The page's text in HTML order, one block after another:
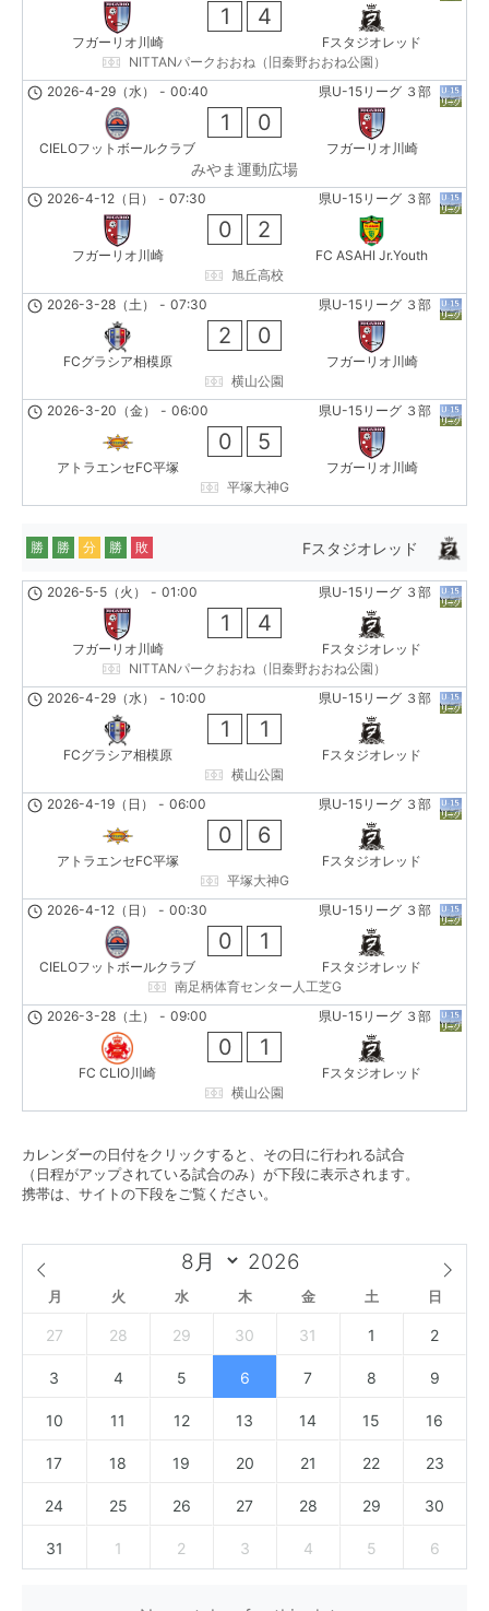
フガーリオ川崎
1 4
Fスタジオレッド
NITTANパークおおね（旧秦野おおね公園）
県U-15リーグ ３部
2026-4-29（水） - 00:40
CIELOフットボールクラブ
1 0
フガーリオ川崎
みやま運動広場
県U-15リーグ ３部
2026-4-12（日） - 07:30
フガーリオ川崎
0 2
FC ASAHI Jr.Youth
旭丘高校
県U-15リーグ ３部
2026-3-28（土） - 07:30
FCグラシア相模原
2 0
フガーリオ川崎
横山公園
県U-15リーグ ３部
2026-3-20（金） - 06:00
アトラエンセFC平塚
0 5
フガーリオ川崎
平塚大神G
Fスタジオレッド
勝 勝 分 勝 敗
県U-15リーグ ３部
2026-5-5（火） - 01:00
フガーリオ川崎
1 4
Fスタジオレッド
NITTANパークおおね（旧秦野おおね公園）
県U-15リーグ ３部
2026-4-29（水） - 10:00
FCグラシア相模原
1 1
Fスタジオレッド
横山公園
県U-15リーグ ３部
2026-4-19（日） - 06:00
アトラエンセFC平塚
0 6
Fスタジオレッド
平塚大神G
県U-15リーグ ３部
2026-4-12（日） - 00:30
CIELOフットボールクラブ
0 1
Fスタジオレッド
南足柄体育センター人工芝G
県U-15リーグ ３部
2026-3-28（土） - 09:00
FC CLIO川崎
0 1
Fスタジオレッド
横山公園
カレンダーの日付をクリックすると、その日に行われる試合
（日程がアップされている試合のみ）が下段に表示されます。
携帯は、サイトの下段をご覧ください。
月 火 水 木 金 土 日
27 28 29 30 31 1 2
3 4 5 6 7 8 9
10 11 12 13 14 15 16
17 18 19 20 21 22 23
24 25 26 27 28 29 30
31 1 2 3 4 5 6